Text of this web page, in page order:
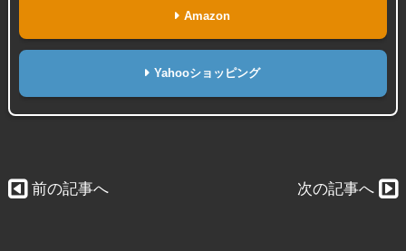
Amazon
Yahooショッピング
前の記事へ 次の記事へ